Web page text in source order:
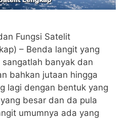
Fungsi Satelit
– Benda langit yang
banyak dan
bahkan jutaan hingga
lagi dengan bentuk yang
besar dan da pula
umumnya ada yang